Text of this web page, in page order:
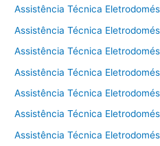
Assistência Técnica
Assistência Técnica
Assistência Técnica
Assistência Técnica
Assistência Técnica
Assistência Técnica
Assistência Técnica